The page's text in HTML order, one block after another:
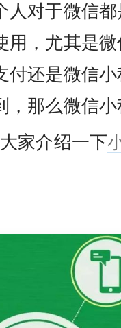
人对于微信
用，尤其是
付还是微信
，那么微信
家介绍一下